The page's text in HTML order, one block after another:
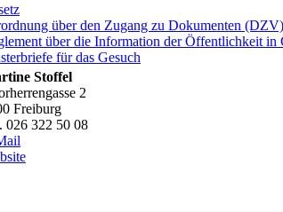
über den Zugang zu Dokumenten (DZV)
über die Information der Öffentlichkeit
für das Gesuch
Stoffel
2
Freiburg
026 322 50 08